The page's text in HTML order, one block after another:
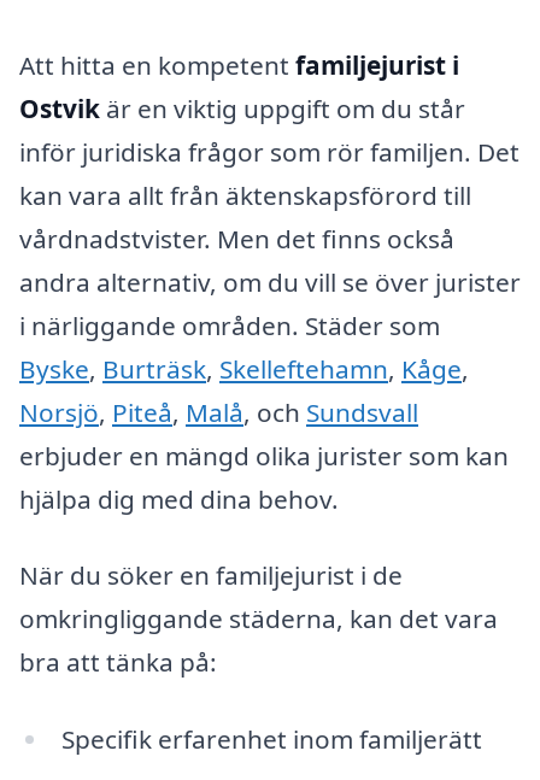
Att hitta en kompetent familjejurist i
Ostvik är en viktig uppgift om du står
inför juridiska frågor som rör familjen. Det
kan vara allt från äktenskapsförord till
vårdnadstvister. Men det finns också
andra alternativ, om du vill se över jurister
i närliggande områden. Städer som
Byske, Burträsk, Skelleftehamn, Kåge,
Norsjö, Piteå, Malå, och Sundsvall
erbjuder en mängd olika jurister som kan
hjälpa dig med dina behov.
När du söker en familjejurist i de
omkringliggande städerna, kan det vara
bra att tänka på:
Specifik erfarenhet inom familjerätt